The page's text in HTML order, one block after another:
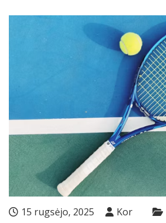
15 rugsėjo, 2025 Kor